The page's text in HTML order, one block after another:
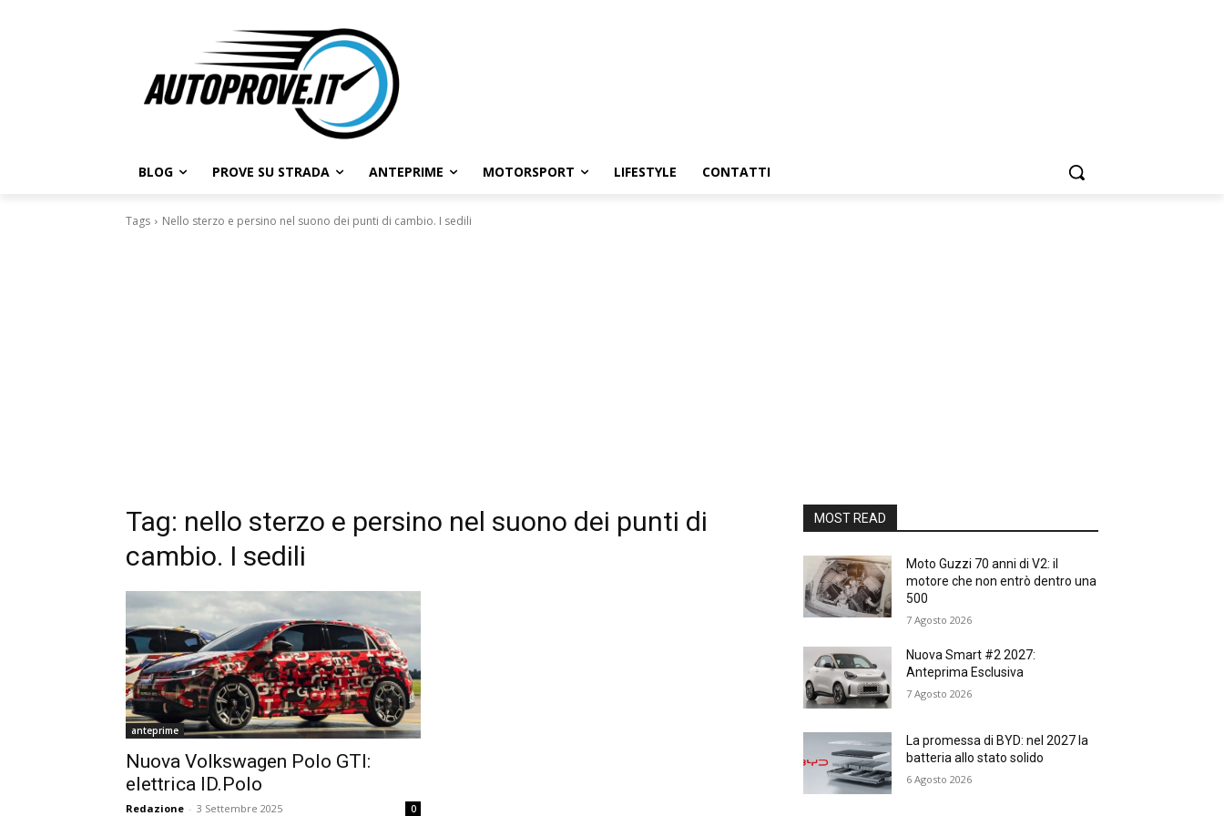
BLOG PROVE SU STRADA ANTEPRIME MOTORSPORT LIFESTYLE CONTATTI
Tags Nello sterzo e persino nel suono dei punti di cambio. I sedili
Tag: nello sterzo e persino nel suono dei punti di
cambio. I sedili
anteprime
Nuova Volkswagen Polo GTI:
elettrica ID.Polo
Redazione - 3 Settembre 2025 0
MOST READ
Moto Guzzi 70 anni di V2: il
motore che non entrò dentro una
500
7 Agosto 2026
Nuova Smart #2 2027:
Anteprima Esclusiva
7 Agosto 2026
La promessa di BYD: nel 2027 la
batteria allo stato solido
6 Agosto 2026